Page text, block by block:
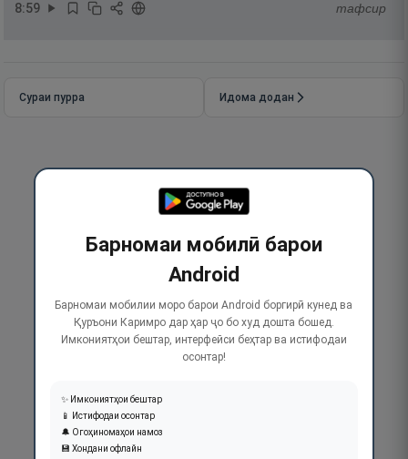
8:59 тафсир
Сураи пурра Идома додан
Барномаи мобилӣ барои
Android
Барномаи мобилии моро барои Android боргирӣ кунед ва
Қуръони Каримро дар ҳар ҷо бо худ дошта бошед.
Имкониятҳои бештар, интерфейси беҳтар ва истифодаи
осонтар!
✨ Имкониятҳои бештар
📱 Истифодаи осонтар
🔔 Огоҳиномаҳои намоз
💾 Хондани офлайн